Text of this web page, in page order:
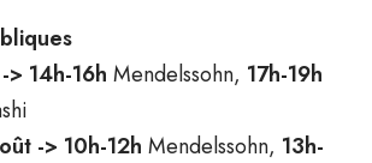
> 14h-16h Mendelssohn, 17h-19h
-> 10h-12h Mendelssohn, 13h-